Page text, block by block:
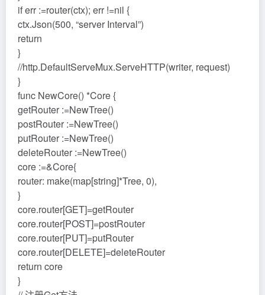
if err :=router(ctx); err !=nil {
ctx.Json(500, “server Interval”)
return
}
//http.DefaultServeMux.ServeHTTP(writer, request)
}
func NewCore() *Core {
getRouter :=NewTree()
postRouter :=NewTree()
putRouter :=NewTree()
deleteRouter :=NewTree()
core :=&Core{
router: make(map[string]*Tree, 0),
}
core.router[GET]=getRouter
core.router[POST]=postRouter
core.router[PUT]=putRouter
core.router[DELETE]=deleteRouter
return core
}